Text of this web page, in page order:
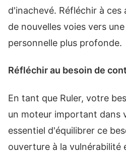
d'inachevé. Réfléchir à
de nouvelles voies vers
personnelle plus profonde.
Réfléchir au besoin de
En tant que Ruler, votre
un moteur important dans
essentiel d'équilibrer ce
ouverture à la vulnérabilité